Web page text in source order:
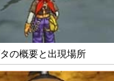
の概要と出現場所